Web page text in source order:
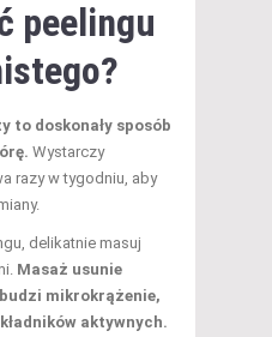
peelingu
to doskonały sposób
Wystarczy
razy w tygodniu, aby
delikatnie masuj
Masaż usunie
mikrokrążenie,
aktywnych.